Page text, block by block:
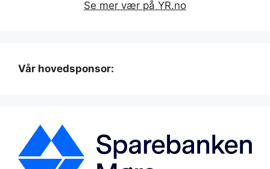
Se mer vær på YR.no
Vår hovedsponsor: